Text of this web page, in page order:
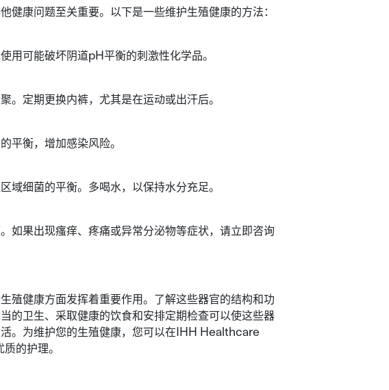
康问题至关重要。以下是一些维护生殖健康的方法：
用可能破坏阴道pH平衡的刺激性化学品。
。定期更换内裤，尤其是在运动或出汗后。
平衡，增加感染风险。
域细菌的平衡。多喝水，以保持水分充足。
如果出现瘙痒、疼痛或异常分泌物等症状，请立即咨询
殖健康方面发挥着重要作用。了解这些器官的结构和功
的卫生、采取健康的饮食和安排定期检查可以使这些器
。为维护您的生殖健康，您可以在IHH Healthcare
的护理。